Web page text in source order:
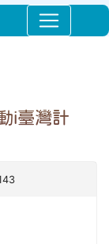
i臺灣計